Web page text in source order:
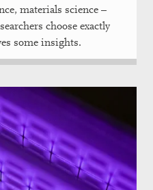
materials science –
choose exactly
some insights.